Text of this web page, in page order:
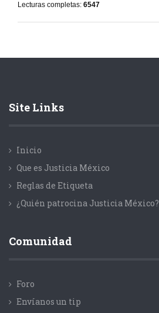
Lecturas completas: 6547
Site Links
Inicio
Que es Justicia México
Reglas de Etiqueta
¿Quién patrocina Justicia México?
Comunidad
Foro
Envíanos un tip